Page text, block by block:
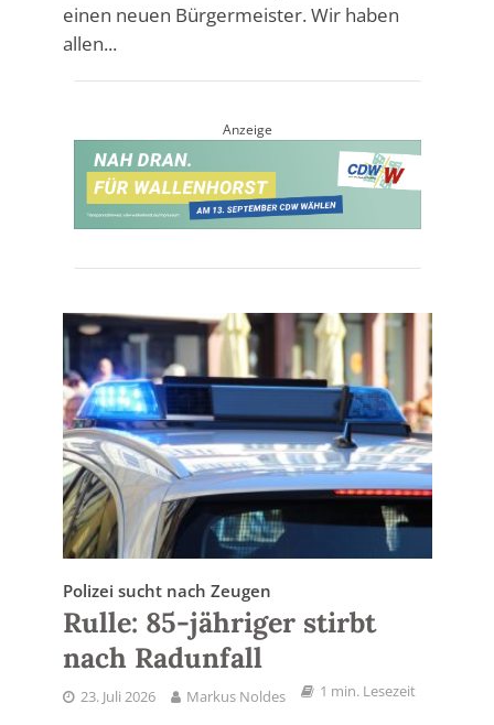
einen neuen Bürgermeister. Wir haben
allen...
Anzeige
Polizei sucht nach Zeugen
Rulle: 85-jähriger stirbt
nach Radunfall
23. Juli 2026 Markus Noldes 1 min. Lesezeit